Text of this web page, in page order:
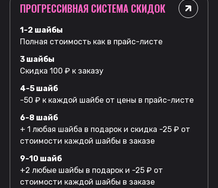
ПРОГРЕССИВНАЯ СИСТЕМА СКИДОК
1-2 шайбы
Полная стоимость как в прайс-листе
3 шайбы
Скидка 100 ₽ к заказу
4-5 шайб
-50 ₽ к каждой шайбе от цены в прайс-листе
6-8 шайб
+ 1 любая шайба в подарок и скидка -25 ₽ от
стоимости каждой шайбы в заказе
9-10 шайб
+2 любые шайбы в подарок и -25 ₽ от
стоимости каждой шайбы в заказе